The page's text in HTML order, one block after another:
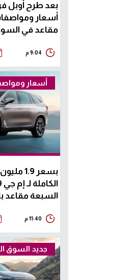
بعد طرح أوبل
مقاعد في
9:04 م
أسعار
بسعر
السبعة مقاعد
11:40 م
جديد السوق